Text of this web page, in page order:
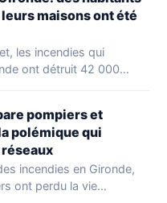
maisons ont été
les incendies qui
ont détruit 42 000…
pompiers et
polémique qui
incendies en Gironde,
ont perdu la vie…